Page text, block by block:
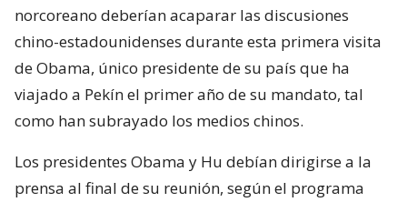
norcoreano deberían acaparar las discusiones
chino-estadounidenses durante esta primera visita
de Obama, único presidente de su país que ha
viajado a Pekín el primer año de su mandato, tal
como han subrayado los medios chinos.
Los presidentes Obama y Hu debían dirigirse a la
prensa al final de su reunión, según el programa